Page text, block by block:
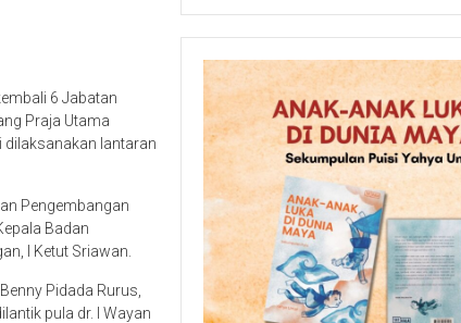
6 Jabatan
Praja Utama
dilaksanakan lantaran
Pengembangan
Badan
I Ketut Sriawan.
Pidada Rurus,
pula dr. I Wayan